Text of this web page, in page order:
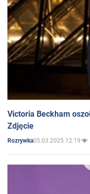
Victoria Beckham
Zdjęcie
Rozrywka05.03.2025 12:19